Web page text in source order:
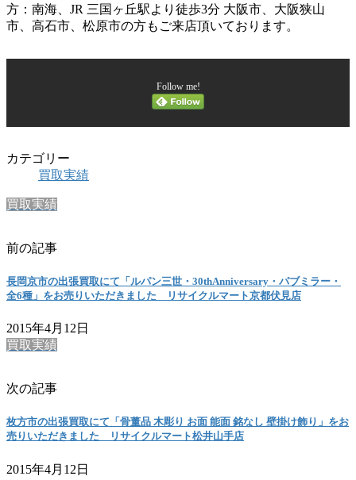
方：南海、JR 三国ヶ丘駅より徒歩3分 大阪市、大阪狭山
市、高石市、松原市の方もご来店頂いております。
Follow me!
カテゴリー
買取実績
買取実績
前の記事
長岡京市の出張買取にて「ルパン三世・30thAnniversary・パブミラー・
全6種」をお売りいただきました リサイクルマート京都伏見店
2015年4月12日
買取実績
次の記事
枚方市の出張買取にて「骨董品 木彫り お面 能面 銘なし 壁掛け飾り」をお
売りいただきました リサイクルマート松井山手店
2015年4月12日